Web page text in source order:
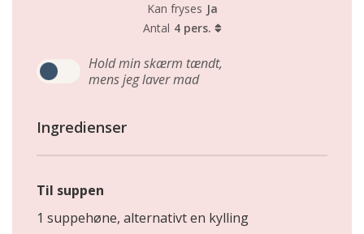
Kan fryses Ja
Antal 4 pers.
Hold min skærm tændt,
mens jeg laver mad
Ingredienser
Til suppen
1 suppehøne, alternativt en kylling